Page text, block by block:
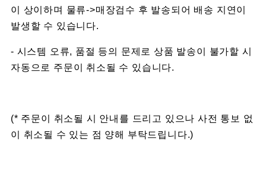
이 상이하며 물류->매장검수 후 발송되어 배송 지연이
발생할 수 있습니다.
- 시스템 오류, 품절 등의 문제로 상품 발송이 불가할 시
자동으로 주문이 취소될 수 있습니다.
(* 주문이 취소될 시 안내를 드리고 있으나 사전 통보 없
이 취소될 수 있는 점 양해 부탁드립니다.)